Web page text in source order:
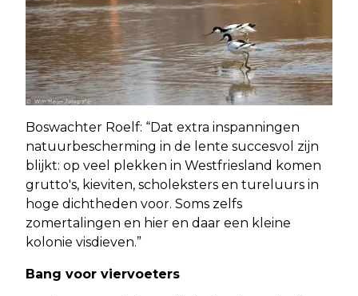
Boswachter Roelf: “Dat extra inspanningen
natuurbescherming in de lente succesvol zijn
blijkt: op veel plekken in Westfriesland komen
grutto's, kieviten, scholeksters en tureluurs in
hoge dichtheden voor. Soms zelfs
zomertalingen en hier en daar een kleine
kolonie visdieven.”
Bang voor viervoeters